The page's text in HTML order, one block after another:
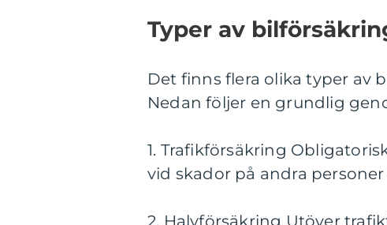
Typer av
Det finns flera olika typer av
Nedan följer en grundlig
1. Trafikförsäkring
vid skador på andra
2. Halvförsäkring Utöver